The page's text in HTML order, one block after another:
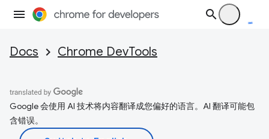
Docs Chrome DevTools
Google 会使用 AI 技术将内容翻译成您偏好的语言。AI 翻译可能包
含错误。